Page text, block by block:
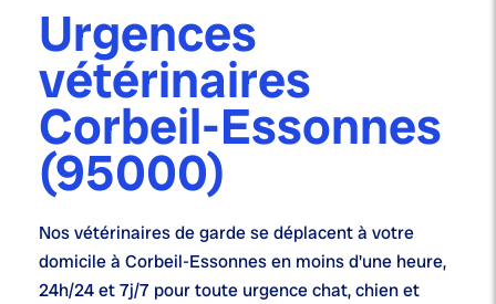
Urgences
vétérinaires
Corbeil-Essonnes
(95000)
Nosvétérinaires de gardese déplacent à votre
domicile à Corbeil-Essonnes en moins d'une heure,
24h/24 et 7j/7 pour toute urgence chat, chien et